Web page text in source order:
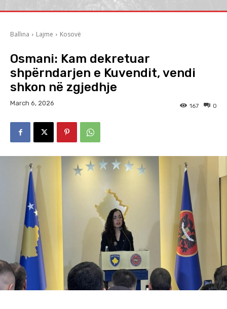
Ballina Lajme Kosovë
Osmani: Kam dekretuar
shpërndarjen e Kuvendit, vendi
shkon në zgjedhje
March 6, 2026 0
167